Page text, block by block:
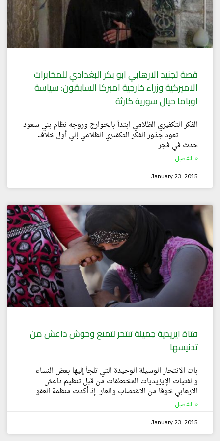
قصة تجنيد الارهابي ابو بكر البغدادي للمخابرات
الاميركية وزراء خارجية اميركا السابقون: سياسة
اوباما حيال سورية كارثة
الفكر التكفيري الظلامي ابتدأ بالخوارج وروجه نظام بني سعود
تعود جذور الفكر التكفيري الظلامي إلي أول خلاف
حدث في فجر
التفاصيل »
January 23, 2015
فتاة ايزيدية جميلة تنتحر لتمنع وحوش داعش من
تدنيسها
بات الانتحار الوسيلة الوحيدة التي تلجأ إليها بعض النساء
والفتيات الإيزيديات المختطفات من قبل تنظيم داعش
الارهابي خوفا من الاغتصاب والعار. إذ أكدت منظمة العفو
التفاصيل »
January 23, 2015